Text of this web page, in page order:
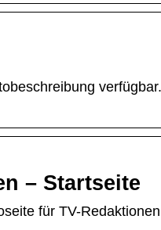
verfügbar.
– Startseite
für TV-